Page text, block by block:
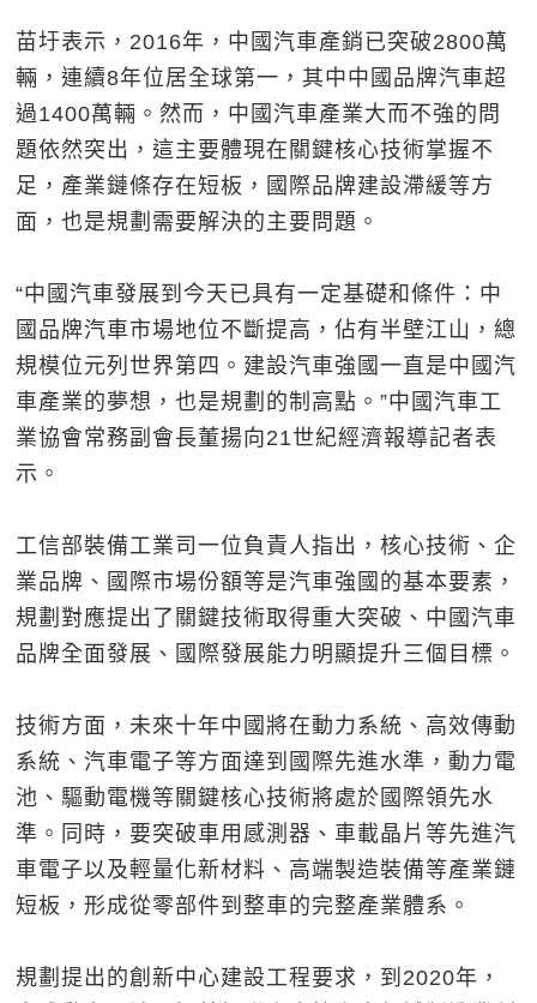
苗圩表示，2016年，中國汽車產銷已突破2800萬
輛，連續8年位居全球第一，其中中國品牌汽車超
過1400萬輛。然而，中國汽車產業大而不強的問
題依然突出，這主要體現在關鍵核心技術掌握不
足，產業鏈條存在短板，國際品牌建設滯緩等方
面，也是規劃需要解決的主要問題。
“中國汽車發展到今天已具有一定基礎和條件：中
國品牌汽車市場地位不斷提高，佔有半壁江山，總
規模位元列世界第四。建設汽車強國一直是中國汽
車產業的夢想，也是規劃的制高點。”中國汽車工
業協會常務副會長董揚向21世紀經濟報導記者表
示。
工信部裝備工業司一位負責人指出，核心技術、企
業品牌、國際市場份額等是汽車強國的基本要素，
規劃對應提出了關鍵技術取得重大突破、中國汽車
品牌全面發展、國際發展能力明顯提升三個目標。
技術方面，未來十年中國將在動力系統、高效傳動
系統、汽車電子等方面達到國際先進水準，動力電
池、驅動電機等關鍵核心技術將處於國際領先水
準。同時，要突破車用感測器、車載晶片等先進汽
車電子以及輕量化新材料、高端製造裝備等產業鏈
短板，形成從零部件到整車的完整產業體系。
規劃提出的創新中心建設工程要求，到2020年，